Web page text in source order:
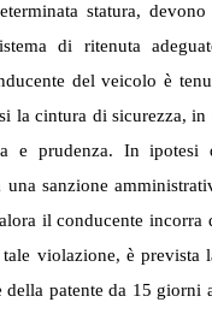
statura, devono
di ritenuta
del veicolo è
la cintura di sicurezza,
e prudenza. In ipotesi
una sanzione
il conducente incorra
violazione, è prevista
della patente da 15 giorni